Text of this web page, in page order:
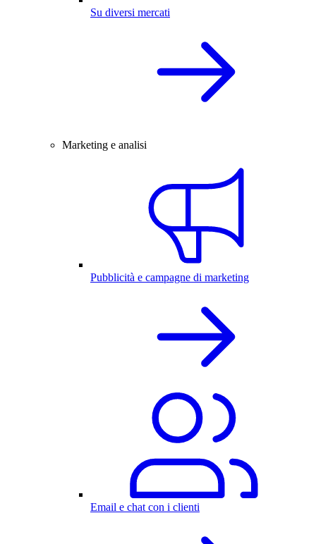
Su diversi mercati
Marketing e analisi
Pubblicità e campagne di marketing
Email e chat con i clienti